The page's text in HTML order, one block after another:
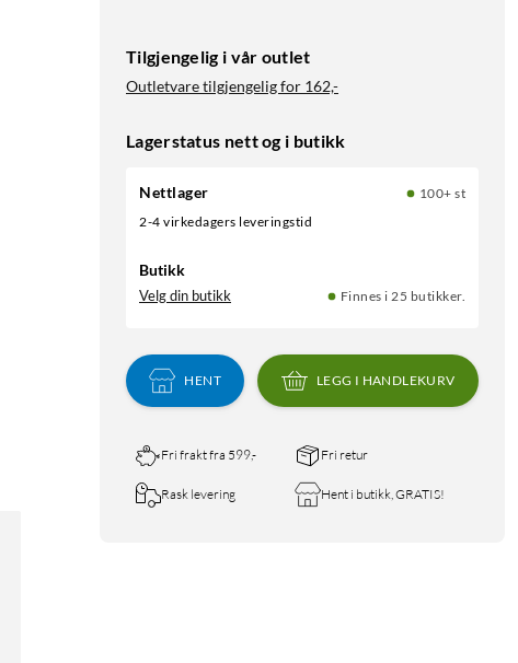
Tilgjengelig i vår outlet
Outletvare tilgjengelig for 162,-
Lagerstatus nett og i butikk
Nettlager
100+ st
2-4 virkedagers leveringstid
Butikk
Velg din butikk Finnes i 25 butikker.
HENT LEGG I HANDLEKURV
Fri frakt fra 599,- Fri retur
Rask levering Hent i butikk, GRATIS!